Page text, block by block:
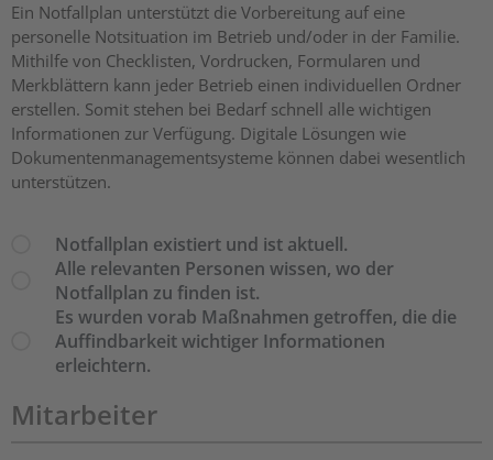
Ein Notfallplan unterstützt die Vorbereitung auf eine
personelle Notsituation im Betrieb und/oder in der Familie.
Mithilfe von Checklisten, Vordrucken, Formularen und
Merkblättern kann jeder Betrieb einen individuellen Ordner
erstellen. Somit stehen bei Bedarf schnell alle wichtigen
Informationen zur Verfügung. Digitale Lösungen wie
Dokumentenmanagementsysteme können dabei wesentlich
unterstützen.
Notfallplan existiert und ist aktuell.
Alle relevanten Personen wissen, wo der
Notfallplan zu finden ist.
Es wurden vorab Maßnahmen getroffen, die die
Auffindbarkeit wichtiger Informationen
erleichtern.
Mitarbeiter